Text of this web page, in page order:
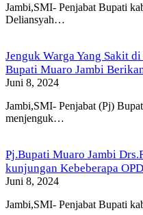
Jambi,SMI- Penjabat Bupati
Deliansyah…
Jenguk Warga Yang Sakit
Bupati Muaro Jambi
Juni 8, 2024
Jambi,SMI- Penjabat (Pj)
menjenguk…
Pj.Bupati Muaro Jambi
kunjungan Kebeberapa OPD
Juni 8, 2024
Jambi,SMI- Penjabat Bupati